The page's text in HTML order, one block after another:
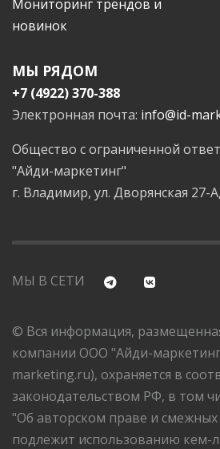
Мониторинг трендов и
новинок
МЫ РЯДОМ
+7 (4922) 370-388
Электронная почта: info@id-
Общество с ограниченной
"Айди-маркетинг"
г. Владимир, ул. Дворянская 27-
МЫ В СЕТИ
© Вся информация,
компании ООО "Айди-
marketing.ru), охраняется в
законодательством РФ, в том
"Об авторском праве и смежных
подлежит использованию кем-